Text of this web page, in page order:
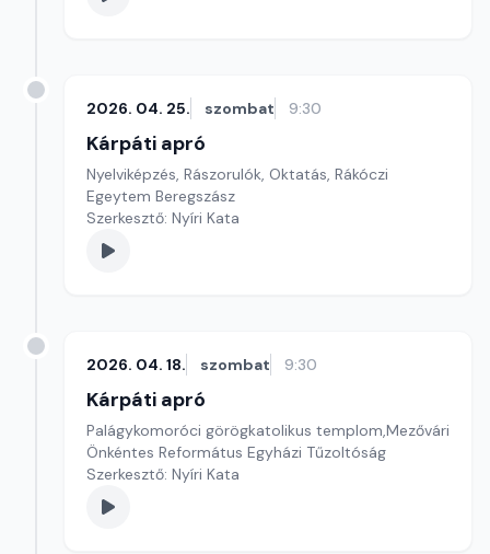
2026. 04. 25. szombat 9:30
Kárpáti apró
Nyelviképzés, Rászorulók, Oktatás, Rákóczi
Egeytem Beregszász
Szerkesztő: Nyíri Kata
2026. 04. 18. szombat 9:30
Kárpáti apró
Palágykomoróci görögkatolikus templom,Mezővári
Önkéntes Református Egyházi Tűzoltóság
Szerkesztő: Nyíri Kata